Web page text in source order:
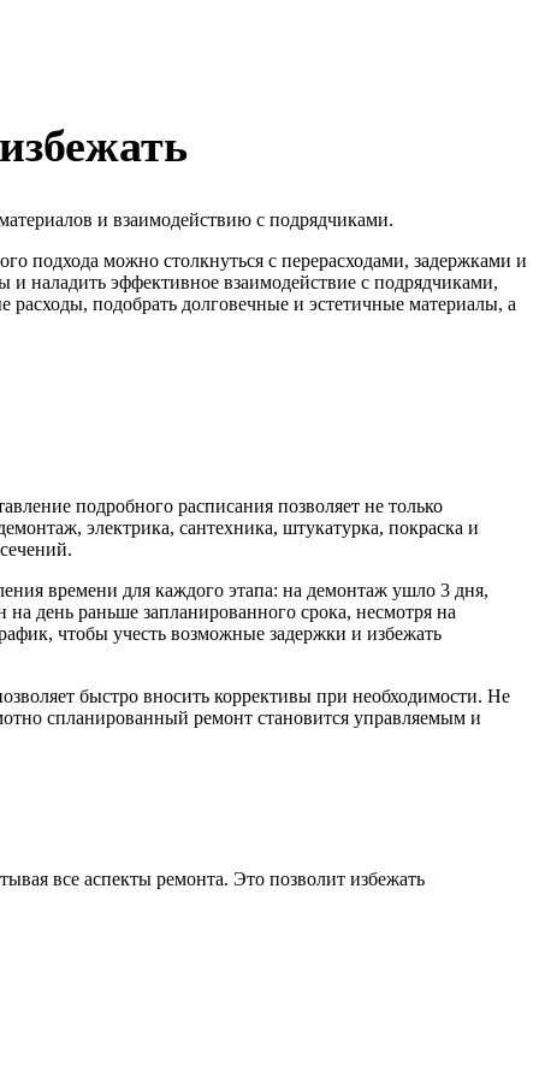
и взаимодействию с подрядчиками.
подхода можно столкнуться с перерасходами, задержками и
наладить эффективное взаимодействие с подрядчиками,
подобрать долговечные и эстетичные материалы, а
подробного расписания позволяет не только
электрика, сантехника, штукатурка, покраска и
времени для каждого этапа: на демонтаж ушло 3 дня,
день раньше запланированного срока, несмотря на
чтобы учесть возможные задержки и избежать
быстро вносить коррективы при необходимости. Не
спланированный ремонт становится управляемым и
все аспекты ремонта. Это позволит избежать